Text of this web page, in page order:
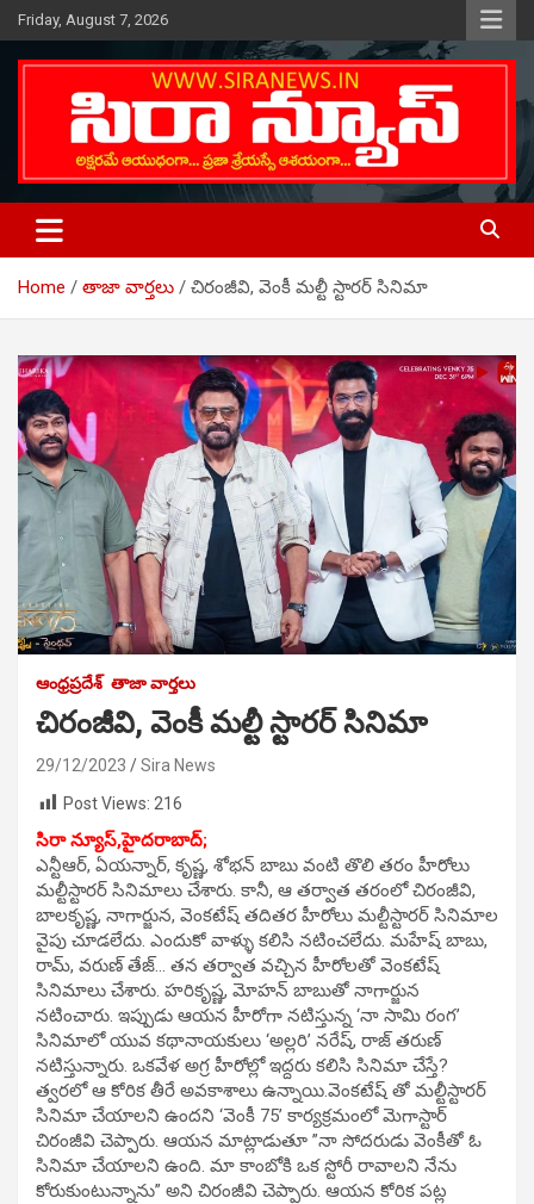
Skip
to
content
Friday, August 7, 2026
SIRA NEWS
Telugu Online News Daily
Home తాజా వార్తలు చిరంజీవి, వెంకీ మల్టీ స్టారర్ సినిమా
ఆంధ్రప్రదేశ్ తాజా వార్తలు
చిరంజీవి, వెంకీ మల్టీ స్టారర్ సినిమా
29/12/2023
Sira News
Post Views: 216
సిరా న్యూస్,హైదరాబాద్;
ఎన్టీఆర్, ఏయన్నార్, కృష్ణ, శోభన్ బాబు వంటి తొలి తరం హీరోలు
మల్టీస్టారర్ సినిమాలు చేశారు. కానీ, ఆ తర్వాత తరంలో చిరంజీవి,
బాలకృష్ణ, నాగార్జున, వెంకటేష్ తదితర హీరోలు మల్టీస్టారర్ సినిమాల
వైపు చూడలేదు. ఎందుకో వాళ్ళు కలిసి నటించలేదు. మహేష్ బాబు,
రామ్, వరుణ్ తేజ్… తన తర్వాత వచ్చిన హీరోలతో వెంకటేష్
సినిమాలు చేశారు. హరికృష్ణ, మోహన్ బాబుతో నాగార్జున
నటించారు. ఇప్పుడు ఆయన హీరోగా నటిస్తున్న ‘నా సామి రంగ’
సినిమాలో యువ కథానాయకులు ‘అల్లరి’ నరేష్, రాజ్ తరుణ్
నటిస్తున్నారు. ఒకవేళ అగ్ర హీరోల్లో ఇద్దరు కలిసి సినిమా చేస్తే?
త్వరలో ఆ కోరిక తీరే అవకాశాలు ఉన్నాయి.వెంకటేష్ తో మల్టీస్టారర్
సినిమా చేయాలని ఉందని ‘వెంకీ 75’ కార్యక్రమంలో మెగాస్టార్
చిరంజీవి చెప్పారు. ఆయన మాట్లాడుతూ ”నా సోదరుడు వెంకీతో ఓ
సినిమా చేయాలని ఉంది. మా కాంబోకి ఒక స్టోరీ రావాలని నేను
కోరుకుంటున్నాను” అని చిరంజీవి చెప్పారు. ఆయన కోరిక పట్ల